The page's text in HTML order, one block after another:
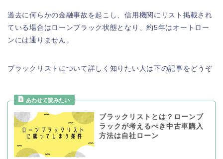
過去に何らかの金融事故を起こし、信用機関にリスト掲載され
ている場合はローンブラック状態となり、約5年はオートロー
ンには通りません。
ブラックリストについて詳しく知りたい人は下の記事をどうぞ
ブラックリストとは？ローンブ
ラックが考えるべき中古車購入
方法は自社ローン